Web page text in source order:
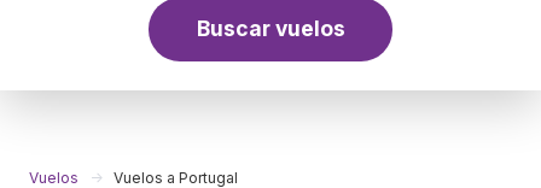
Buscar vuelos
Vuelos Vuelos a Portugal